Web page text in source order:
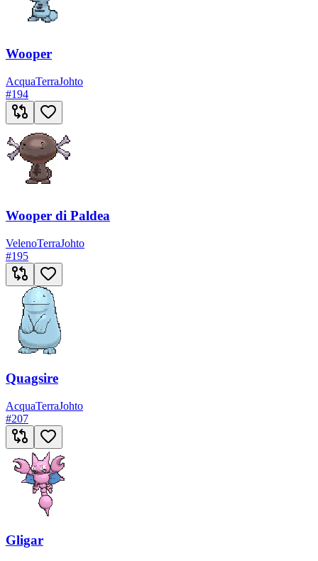
Wooper
AcquaTerraJohto
#194
Wooper di Paldea
VelenoTerraJohto
#195
Quagsire
AcquaTerraJohto
#207
Gligar